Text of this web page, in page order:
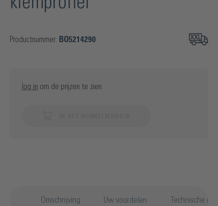
Productnummer: BO5214290
log in om de prijzen te zien.
Omschrijving Uw voordelen Technische